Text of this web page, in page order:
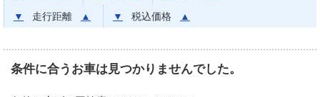
▼
走行距離 ▲ ▼ 税込価格 ▲
条件に合うお車は見つかりませんでした。